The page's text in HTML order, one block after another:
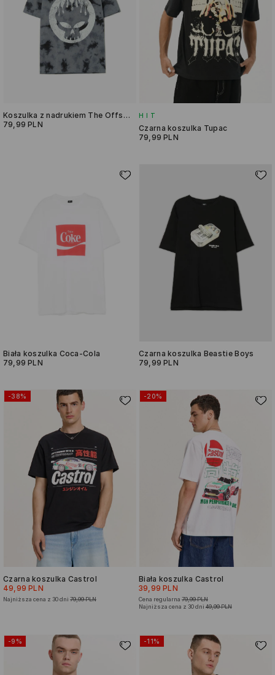
Koszulka z nadrukiem The Offspring
79,99 PLN
HIT
Czarna koszulka Tupac
79,99 PLN
Biała koszulka Coca-Cola
79,99 PLN
Czarna koszulka Beastie Boys
79,99 PLN
-38%
Czarna koszulka Castrol
49,99 PLN
Najniższa cena z 30 dni 79,99 PLN
-20%
Biała koszulka Castrol
39,99 PLN
Cena regularna 79,99 PLN
Najniższa cena z 30 dni 49,99 PLN
-9% -11%